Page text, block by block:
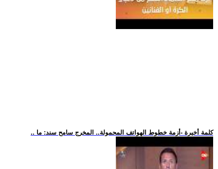
.. كلمة أخيرة -أزمة خطوط الهواتف المحمولة.. المخرج سامح سند: ما